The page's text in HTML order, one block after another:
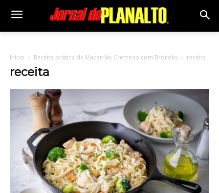
Início Receita prática de Macarrão Cremoso com Brócolis receita
receita